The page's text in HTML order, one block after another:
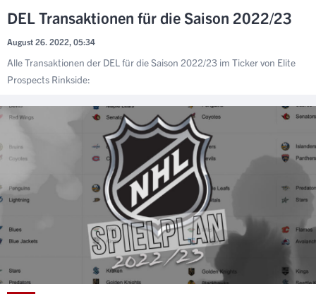
DEL Transaktionen für die Saison 2022/23
August 26. 2022, 05:34
Alle Transaktionen der DEL für die Saison 2022/23 im Ticker von Elite
Prospects Rinkside: